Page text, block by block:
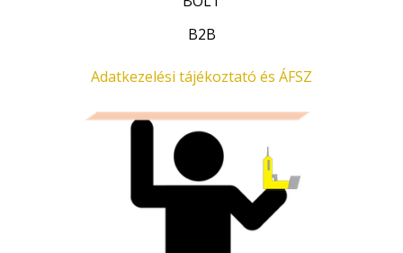
B2B
Adatkezelési tájékoztató és ÁFSZ